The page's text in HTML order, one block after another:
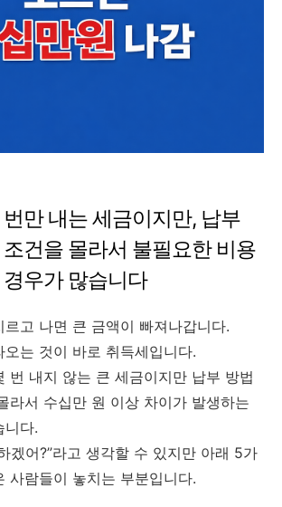
만 내는 세금이지만, 납부
건을 몰라서 불필요한 비용
우가 많습니다
르고 나면 큰 금액이 빠져나갑니다.
는 것이 바로 취득세입니다.
번 내지 않는 큰 세금이지만 납부 방법
라서 수십만 원 이상 차이가 발생하는
니다.
겠어?”라고 생각할 수 있지만 아래 5가
사람들이 놓치는 부분입니다.